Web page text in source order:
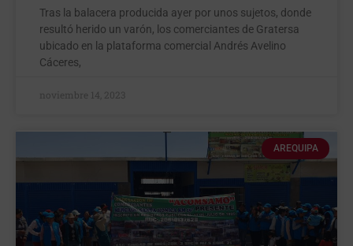
Tras la balacera producida ayer por unos sujetos, donde
resultó herido un varón, los comerciantes de Gratersa
ubicado en la plataforma comercial Andrés Avelino
Cáceres,
noviembre 14, 2023
AREQUIPA